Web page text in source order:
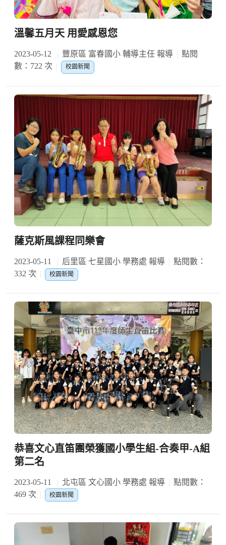
溫馨五月天 用愛感恩您
2023-05-12 豐原區 富春國小 輔導主任 報導
點閱
數：722 次
校園新聞
薩克斯風課程同樂會
2023-05-11 后里區 七星國小 學務處 報導
點閱數：
332 次
校園新聞
恭喜文心直笛團榮獲國小學生組-合奏甲-A組
第二名
2023-05-11 北屯區 文心國小 學務處 報導
點閱數：
469 次
校園新聞